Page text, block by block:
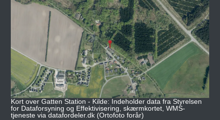
Kort over Gatten Station - Kilde: Indeholder data fra Styrelsen
for Dataforsyning og Effektivisering, skærmkortet, WMS-
tjeneste via datafordeler.dk (Ortofoto forår)